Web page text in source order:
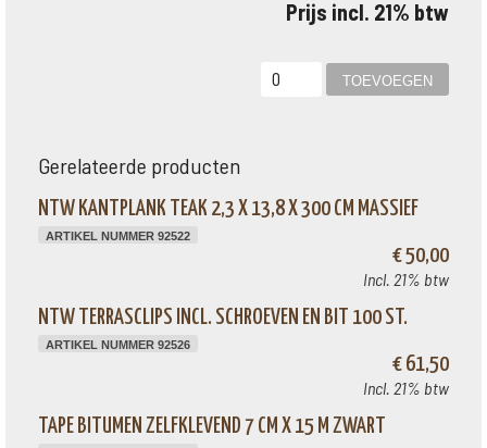
Prijs incl. 21% btw
Gerelateerde producten
NTW KANTPLANK TEAK 2,3 X 13,8 X 300 CM MASSIEF
ARTIKEL NUMMER 92522
€ 50,00
Incl. 21% btw
NTW TERRASCLIPS INCL. SCHROEVEN EN BIT 100 ST.
ARTIKEL NUMMER 92526
€ 61,50
Incl. 21% btw
TAPE BITUMEN ZELFKLEVEND 7 CM X 15 M ZWART